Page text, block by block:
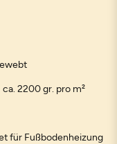
2200 gr. pro m²
für Fußbodenheizung